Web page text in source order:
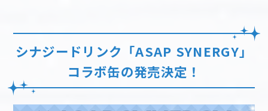
シナジードリンク「ASAP SYNERGY」
コラボ缶の発売決定！